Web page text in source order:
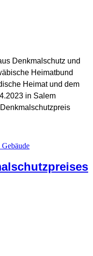
SHB Redaktion
Denkmalschutz und
Heimatbund
Heimat und dem
in Salem